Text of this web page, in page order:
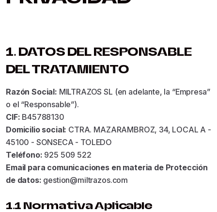
1. DATOS DEL RESPONSABLE
DEL TRATAMIENTO
Razón Social: MILTRAZOS SL (en adelante, la “Empresa”
o el “Responsable”).
CIF: B45788130
Domicilio social: CTRA. MAZARAMBROZ, 34, LOCAL A -
45100 - SONSECA - TOLEDO
Teléfono: 925 509 522
Email para comunicaciones en materia de Protección
de datos: gestion@miltrazos.com
1.1 Normativa Aplicable